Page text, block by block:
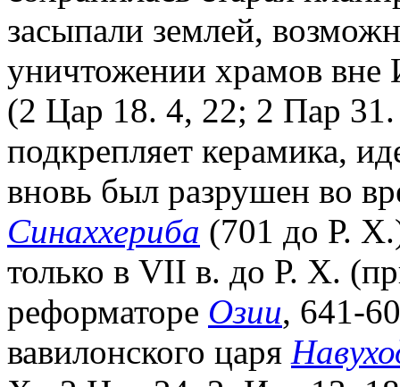
засыпали землей,
уничтожении храмов вне
(2 Цар 18. 4, 22; 2 Пар
подкрепляет керамика,
вновь был разрушен во
Синаххериба (701 до Р.
только в VII в. до Р. Х.
реформаторе Озии, 641-
вавилонского царя